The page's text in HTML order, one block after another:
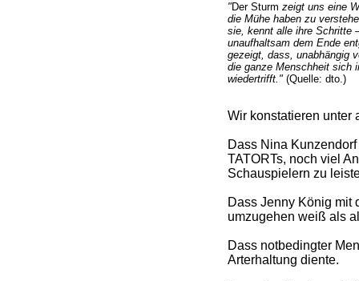
"Der Sturm zeigt uns eine
die Mühe haben zu
sie, kennt alle ihre Schritte
unaufhaltsam dem Ende
gezeigt, dass, unabhängig
die ganze Menschheit sich
wiedertrifft."(Quelle: dto.)
Wir konstatieren unter
Dass Nina
TATORTs, noch viel
Schauspielern zu
Dass Jenny König mit
umzugehen weiß als
Dass notbedingter
Arterhaltung diente.